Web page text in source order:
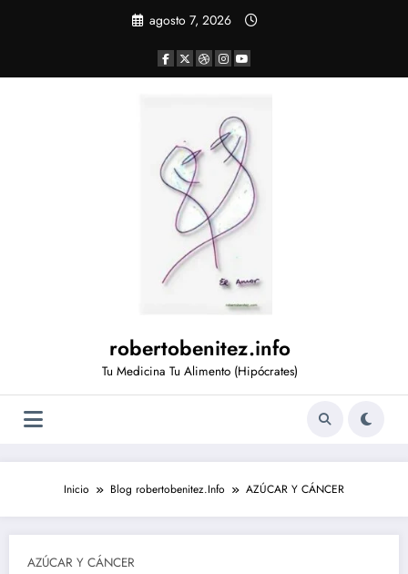
agosto 7, 2026
robertobenitez.info
Tu Medicina Tu Alimento (Hipócrates)
Inicio Blog robertobenitez.Info AZÚCAR Y CÁNCER
AZÚCAR Y CÁNCER